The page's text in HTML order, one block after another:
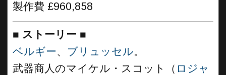
製作費 £960,858
■ ストーリー ■
ベルギー、 ブリュッセル。
武器商人のマイケル・スコット（ ロジャ